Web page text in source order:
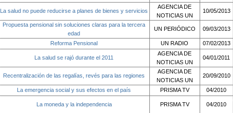
La salud no puede reducirse a planes de bienes y servicios
AGENCIA DE
NOTICIAS UN
10/05/2013
Propuesta pensional sin soluciones claras para la tercera
edad
UN PERIÓDICO 09/03/2013
Reforma Pensional UN RADIO 07/02/2013
La salud se rajó durante el 2011
AGENCIA DE
NOTICIAS UN
04/01/2011
Recentralización de las regalías, revés para las regiones
AGENCIA DE
NOTICIAS UN
20/09/2010
La emergencia social y sus efectos en el país PRISMA TV 04/2010
La moneda y la independencia PRISMA TV 04/2010